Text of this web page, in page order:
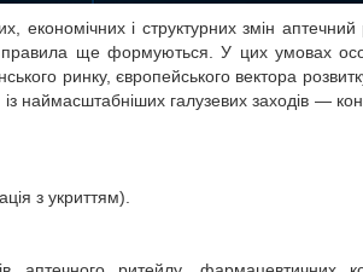
економічних і структурних змін
правила ще формуються. У цих умовах
ринку, європейського вектора
наймасштабніших галузевих заходів —
з укриттям).